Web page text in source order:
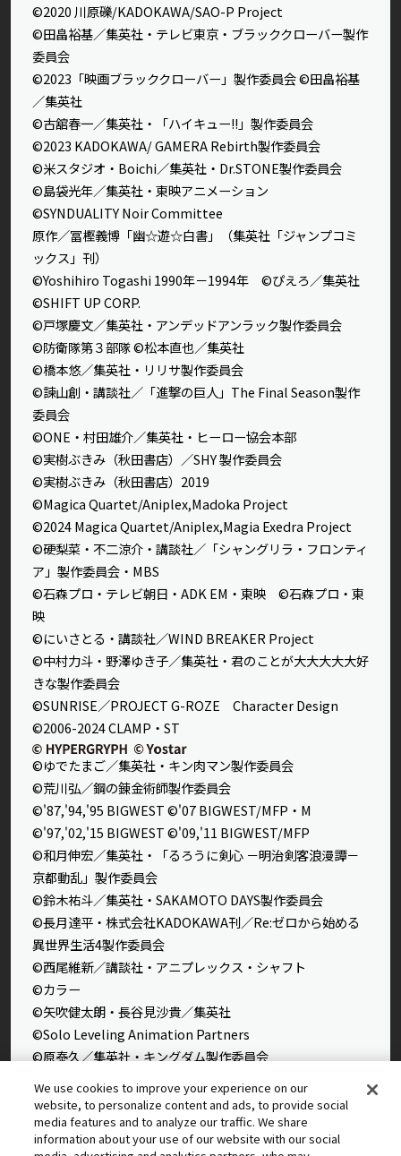
©2020 川原礫/KADOKAWA/SAO-P Project
©田畠裕基／集英社・テレビ東京・ブラッククローバー製作
委員会
©2023「映画ブラッククローバー」製作委員会 ©田畠裕基
／集英社
©古舘春一／集英社・「ハイキュー!!」製作委員会
©2023 KADOKAWA/ GAMERA Rebirth製作委員会
©米スタジオ・Boichi／集英社・Dr.STONE製作委員会
©島袋光年／集英社・東映アニメーション
©SYNDUALITY Noir Committee
原作／冨樫義博「幽☆遊☆白書」（集英社「ジャンプコミ
ックス」刊）
©Yoshihiro Togashi 1990年－1994年 ©ぴえろ／集英社
©SHIFT UP CORP.
©戸塚慶文／集英社・アンデッドアンラック製作委員会
©防衛隊第３部隊 ©松本直也／集英社
©橋本悠／集英社・リリサ製作委員会
©諫山創・講談社／「進撃の巨人」The Final Season製作
委員会
©ONE・村田雄介／集英社・ヒーロー協会本部
©実樹ぶきみ（秋田書店）／SHY 製作委員会
©実樹ぶきみ（秋田書店）2019
©Magica Quartet/Aniplex,Madoka Project
©2024 Magica Quartet/Aniplex,Magia Exedra Project
©硬梨菜・不二涼介・講談社／「シャングリラ・フロンティ
ア」製作委員会・MBS
©石森プロ・テレビ朝日・ADK EM・東映 ©石森プロ・東
映
©にいさとる・講談社／WIND BREAKER Project
©中村力斗・野澤ゆき子／集英社・君のことが大大大大大好
きな製作委員会
©SUNRISE／PROJECT G-ROZE Character Design
©2006-2024 CLAMP・ST
©ゆでたまご／集英社・キン肉マン製作委員会
©荒川弘／鋼の錬金術師製作委員会
©'87,'94,'95 BIGWEST ©'07 BIGWEST/MFP・M
©'97,'02,'15 BIGWEST ©'09,'11 BIGWEST/MFP
©和月伸宏／集英社・「るろうに剣心 －明治剣客浪漫譚－
京都動乱」製作委員会
©鈴木祐斗／集英社・SAKAMOTO DAYS製作委員会
©長月達平・株式会社KADOKAWA刊／Re:ゼロから始める
異世界生活4製作委員会
©西尾維新／講談社・アニプレックス・シャフト
©カラー
©矢吹健太朗・長谷見沙貴／集英社
©Solo Leveling Animation Partners
©原泰久／集英社・キングダム製作委員会
©石田スイ／集英社・東京喰種：re製作委員会
©外薗健／集英社
©タカヒロ・竹村洋平／集英社・魔防隊広報部
We use cookies to improve your experience on our
website, to personalize content and ads, to provide social
media features and to analyze our traffic. We share
information about your use of our website with our social